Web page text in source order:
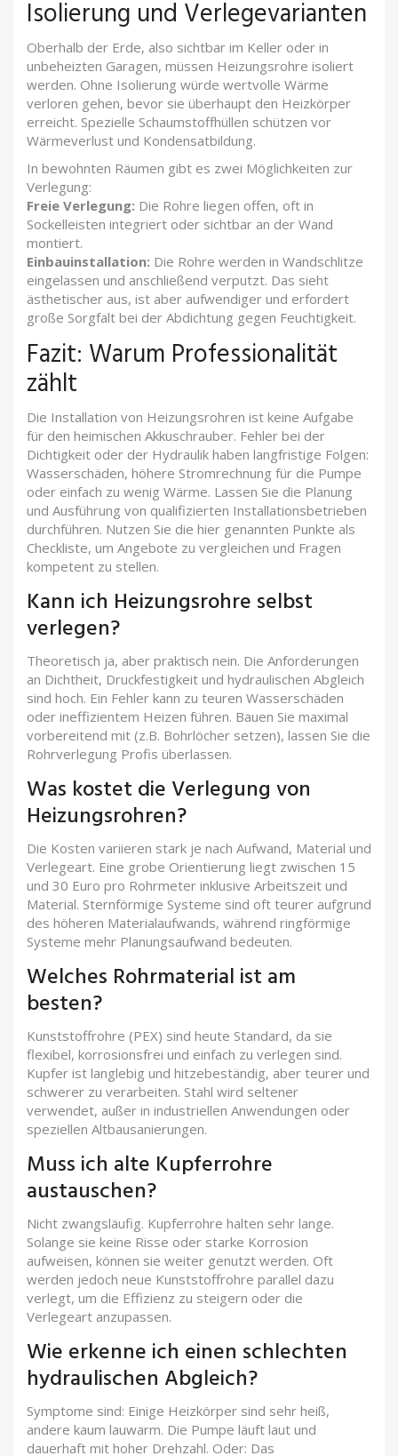
Isolierung und Verlegevarianten
Oberhalb der Erde, also sichtbar im Keller oder in
unbeheizten Garagen, müssen Heizungsrohre isoliert
werden. Ohne Isolierung würde wertvolle Wärme
verloren gehen, bevor sie überhaupt den Heizkörper
erreicht. Spezielle Schaumstoffhüllen schützen vor
Wärmeverlust und Kondensatbildung.
In bewohnten Räumen gibt es zwei Möglichkeiten zur
Verlegung:
Freie Verlegung: Die Rohre liegen offen, oft in
Sockelleisten integriert oder sichtbar an der Wand
montiert.
Einbauinstallation: Die Rohre werden in Wandschlitze
eingelassen und anschließend verputzt. Das sieht
ästhetischer aus, ist aber aufwendiger und erfordert
große Sorgfalt bei der Abdichtung gegen Feuchtigkeit.
Fazit: Warum Professionalität
zählt
Die Installation von Heizungsrohren ist keine Aufgabe
für den heimischen Akkuschrauber. Fehler bei der
Dichtigkeit oder der Hydraulik haben langfristige Folgen:
Wasserschäden, höhere Stromrechnung für die Pumpe
oder einfach zu wenig Wärme. Lassen Sie die Planung
und Ausführung von qualifizierten Installationsbetrieben
durchführen. Nutzen Sie die hier genannten Punkte als
Checkliste, um Angebote zu vergleichen und Fragen
kompetent zu stellen.
Kann ich Heizungsrohre selbst
verlegen?
Theoretisch ja, aber praktisch nein. Die Anforderungen
an Dichtheit, Druckfestigkeit und hydraulischen Abgleich
sind hoch. Ein Fehler kann zu teuren Wasserschäden
oder ineffizientem Heizen führen. Bauen Sie maximal
vorbereitend mit (z.B. Bohrlöcher setzen), lassen Sie die
Rohrverlegung Profis überlassen.
Was kostet die Verlegung von
Heizungsrohren?
Die Kosten variieren stark je nach Aufwand, Material und
Verlegeart. Eine grobe Orientierung liegt zwischen 15
und 30 Euro pro Rohrmeter inklusive Arbeitszeit und
Material. Sternförmige Systeme sind oft teurer aufgrund
des höheren Materialaufwands, während ringförmige
Systeme mehr Planungsaufwand bedeuten.
Welches Rohrmaterial ist am
besten?
Kunststoffrohre (PEX) sind heute Standard, da sie
flexibel, korrosionsfrei und einfach zu verlegen sind.
Kupfer ist langlebig und hitzebeständig, aber teurer und
schwerer zu verarbeiten. Stahl wird seltener
verwendet, außer in industriellen Anwendungen oder
speziellen Altbausanierungen.
Muss ich alte Kupferrohre
austauschen?
Nicht zwangsläufig. Kupferrohre halten sehr lange.
Solange sie keine Risse oder starke Korrosion
aufweisen, können sie weiter genutzt werden. Oft
werden jedoch neue Kunststoffrohre parallel dazu
verlegt, um die Effizienz zu steigern oder die
Verlegeart anzupassen.
Wie erkenne ich einen schlechten
hydraulischen Abgleich?
Symptome sind: Einige Heizkörper sind sehr heiß,
andere kaum lauwarm. Die Pumpe läuft laut und
dauerhaft mit hoher Drehzahl. Oder: Das